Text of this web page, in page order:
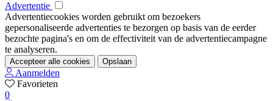
Advertentie
Advertentiecookies worden gebruikt om bezoekers
gepersonaliseerde advertenties te bezorgen op basis van de eerder
bezochte pagina's en om de effectiviteit van de advertentiecampagne
te analyseren.
Accepteer alle cookies Opslaan
Aanmelden
Favorieten
0